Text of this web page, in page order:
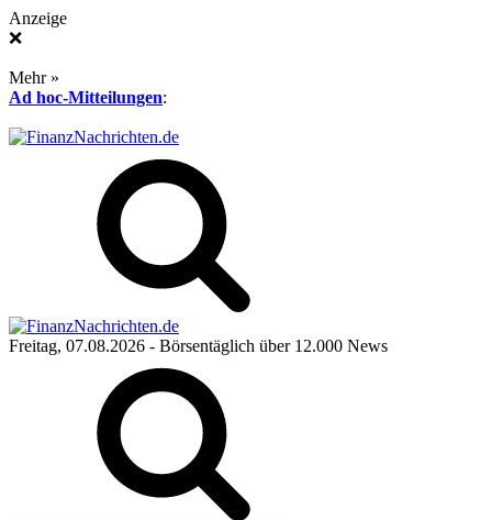
Anzeige
❌
Mehr »
Ad hoc-Mitteilungen:
Freitag, 07.08.2026 - Börsentäglich über 12.000 News